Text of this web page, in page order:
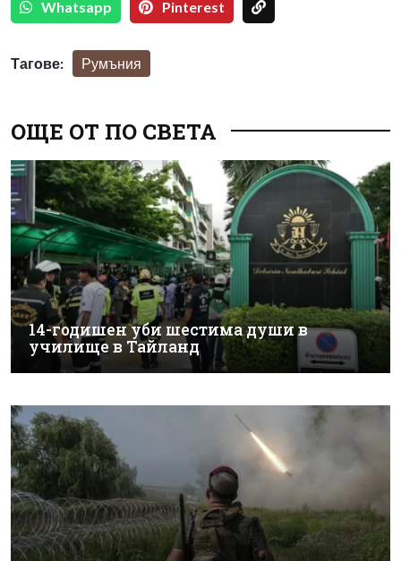
Whatsapp Pinterest
Тагове: Румъния
ОЩЕ ОТ ПО СВЕТА
14-годишен уби шестима души в
училище в Тайланд